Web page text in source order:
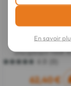
Hair Rituel by
Soin Lavant
Disciplinant HAIR
4.8
62,40 €
En savoir